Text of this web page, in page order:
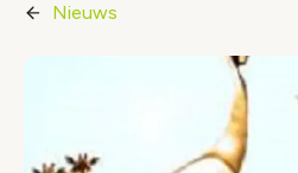
Nieuws